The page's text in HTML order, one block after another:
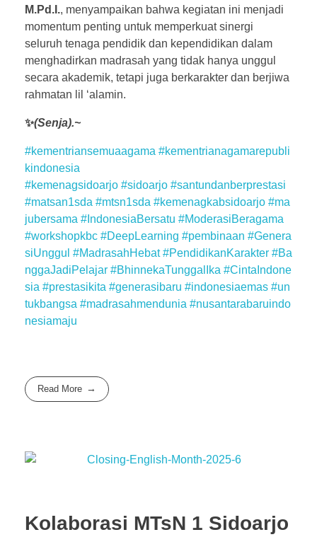
M.Pd.I., menyampaikan bahwa kegiatan ini menjadi
momentum penting untuk memperkuat sinergi
seluruh tenaga pendidik dan kependidikan dalam
menghadirkan madrasah yang tidak hanya unggul
secara akademik, tetapi juga berkarakter dan berjiwa
rahmatan lil ‘alamin.
✨(Senja).~
#kementriansemuaagama #kementrianagamarepubli
kindonesia
#kemenagsidoarjo #sidoarjo #santundanberprestasi
#matsan1sda #mtsn1sda #kemenagkabsidoarjo #ma
jubersama #IndonesiaBersatu #ModerasiBeragama
#workshopkbc #DeepLearning #pembinaan #Genera
siUnggul #MadrasahHebat #PendidikanKarakter #Ba
nggaJadiPelajar #BhinnekaTunggalIka #CintaIndone
sia #prestasikita #generasibaru #indonesiaemas #un
tukbangsa #madrasahmendunia #nusantarabaruindo
nesiamaju
Read More
Kolaborasi MTsN 1 Sidoarjo